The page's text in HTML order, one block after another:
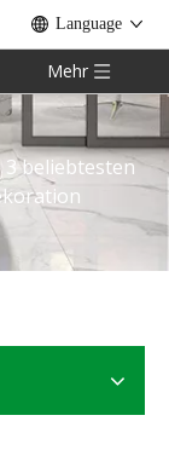
Language
Mehr
3 beliebtesten